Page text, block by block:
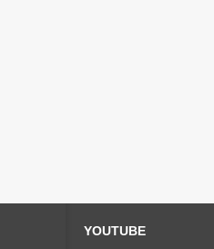
YOUTUBE